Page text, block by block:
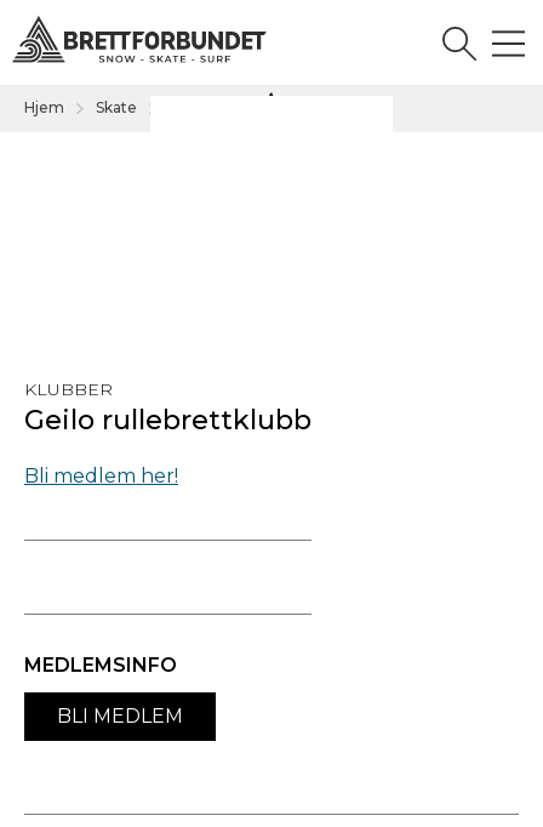
Hjem Skate
KLUBBER
Geilo rullebrettklubb
Bli medlem her!
MEDLEMSINFO
BLI MEDLEM